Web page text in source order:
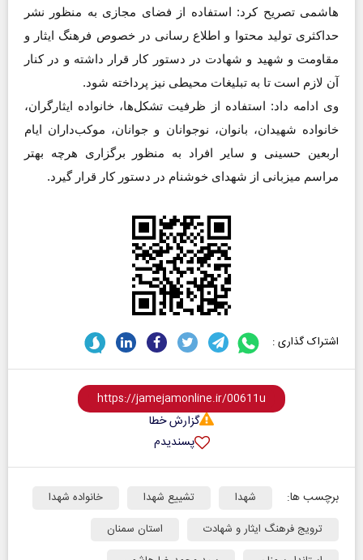
هاشمی تصریح کرد: استفاده از فضای مجازی به منظور نشر
حداکثری تولید محتوا و اطلاع رسانی در خصوص فرهنگ ایثار و
مقاومت و شهید و شهادت در دستور کار قرار داشته و در کنار
آن لازم است تا به تبلیغات محیطی نیز پرداخته شود.
وی ادامه داد: استفاده از ظرفیت تشکل‌ها، خانواده ایثارگران،
خانواده شهیدان، بانوان، نوجوانان و جوانان، موکب‌داران ایام
اربعین حسینی و سایر افراد به منظور برگزاری هرچه بهتر
مراسم میزبانی از شهدای خوشنام در دستور کار قرار گیرد.
اشتراک گذاری :
گزارش خطا
پسندیدم
برچسب ها: شهدا تشییع شهدا
خانواده شهدا
ترویج فرهنگ ایثار و شهادت
استان سمنان